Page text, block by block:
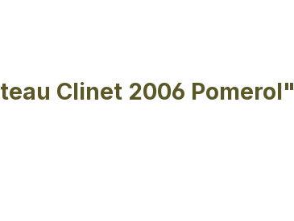
Clinet 2006 Pomerol"